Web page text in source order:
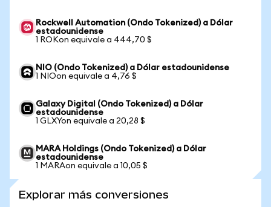
Rockwell Automation (Ondo Tokenized) a Dólar
estadounidense
1 ROKon equivale a 444,70 $
NIO (Ondo Tokenized) a Dólar estadounidense
1 NIOon equivale a 4,76 $
Galaxy Digital (Ondo Tokenized) a Dólar
estadounidense
1 GLXYon equivale a 20,28 $
MARA Holdings (Ondo Tokenized) a Dólar
estadounidense
1 MARAon equivale a 10,05 $
Explorar más conversiones